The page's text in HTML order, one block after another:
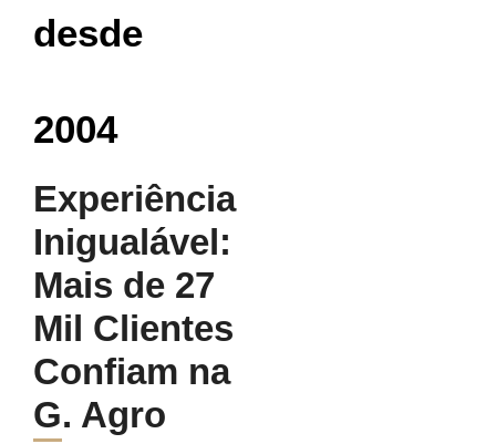
desde
2004
Experiência
Inigualável:
Mais de 27
Mil Clientes
Confiam na
G. Agro